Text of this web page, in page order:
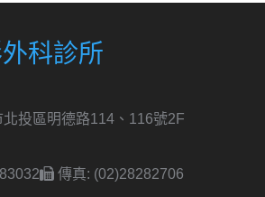
科診所
投區明德路114、116號2F
傳真: (02)28282706